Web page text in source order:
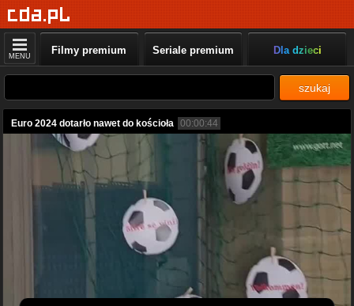
MENU Filmy premium Seriale premium Dla dzieci
szukaj
Euro 2024 dotarło nawet do kościoła 00:00:44